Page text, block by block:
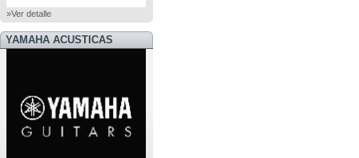
»Ver detalle
YAMAHA ACUSTICAS